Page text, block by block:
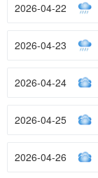
2026-04-22
2026-04-23
2026-04-24
2026-04-25
2026-04-26